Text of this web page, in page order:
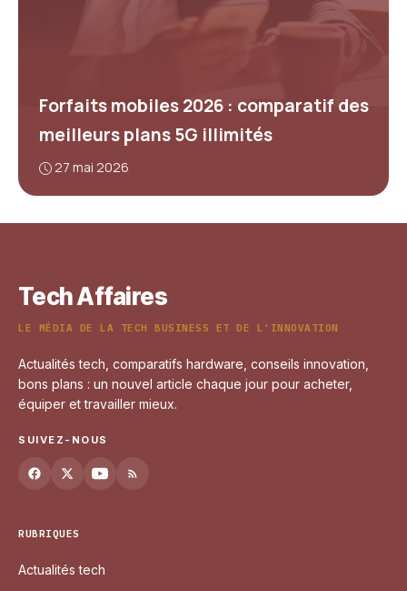
Forfaits mobiles 2026 : comparatif des
meilleurs plans 5G illimités
27 mai 2026
Tech Affaires
LE MÉDIA DE LA TECH BUSINESS ET DE L'INNOVATION
Actualités tech, comparatifs hardware, conseils innovation,
bons plans : un nouvel article chaque jour pour acheter,
équiper et travailler mieux.
SUIVEZ-NOUS
RUBRIQUES
Actualités tech